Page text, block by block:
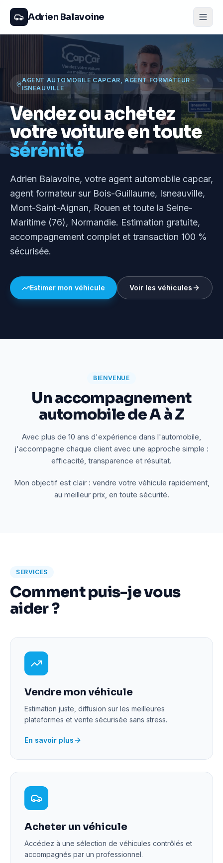
Adrien Balavoine
AGENT AUTOMOBILE CAPCAR, AGENT FORMATEUR ·
ISNEAUVILLE
Vendez ou achetez
votre voiture en toute
sérénité
Adrien Balavoine, votre agent automobile capcar,
agent formateur sur Bois-Guillaume, Isneauville,
Mont-Saint-Aignan, Rouen et toute la Seine-
Maritime (76), Normandie. Estimation gratuite,
accompagnement complet et transaction 100 %
sécurisée.
Estimer mon véhicule Voir les véhicules
BIENVENUE
Un accompagnement
automobile de A à Z
Avec plus de 10 ans d'expérience dans l'automobile,
j'accompagne chaque client avec une approche simple :
efficacité, transparence et résultat.
Mon objectif est clair : vendre votre véhicule rapidement,
au meilleur prix, en toute sécurité.
SERVICES
Comment puis-je vous
aider ?
Vendre mon véhicule
Estimation juste, diffusion sur les meilleures
plateformes et vente sécurisée sans stress.
En savoir plus
Acheter un véhicule
Accédez à une sélection de véhicules contrôlés et
accompagnés par un professionnel.